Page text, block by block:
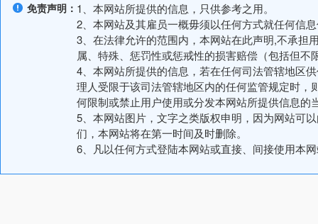
免责声明： 1、本网站所提供的信息，只供参考之用。
2、本网站及其雇员一概毋须以任何方式就任何信
3、在法律允许的范围内，本网站在此声明,不承担
属、特殊、惩罚性或惩戒性的损害赔偿（包括但
4、本网站所提供的信息，若在任何司法管辖地区
理人受限于该司法管辖地区内的任何监管规定时
何限制或禁止用户使用或分发本网站所提供信息的
5、本网站图片，文字之类版权申明，因为网站可
们，本网站将在第一时间及时删除。
6、凡以任何方式登陆本网站或直接、间接使用本